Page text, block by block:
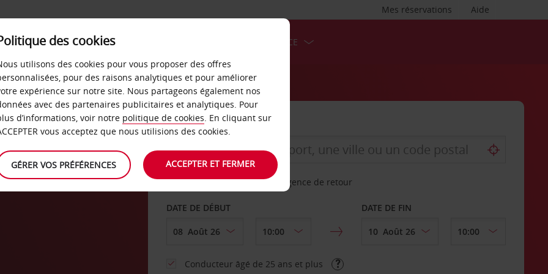
Aide
Mes réservations
SERVICES &
LOCATION
LIBRE-SERVICE
AGENCE DE DÉPART
Sélectionnez une autre agence de retour
DATE DE DÉBUT DATE DE FIN
Conducteur âgé de 25 ans et plus
des cookies
utilisons des cookies pour vous proposer des offres
pour des raisons analytiques et pour améliorer
expérience sur notre site. Nous partageons également nos
avec des partenaires publicitaires et analytiques. Pour
d’informations, voir notre politique de cookies. En cliquant sur
vous acceptez que nous utilisions des cookies.
GÉRER VOS PRÉFÉRENCES ACCEPTER ET FERMER